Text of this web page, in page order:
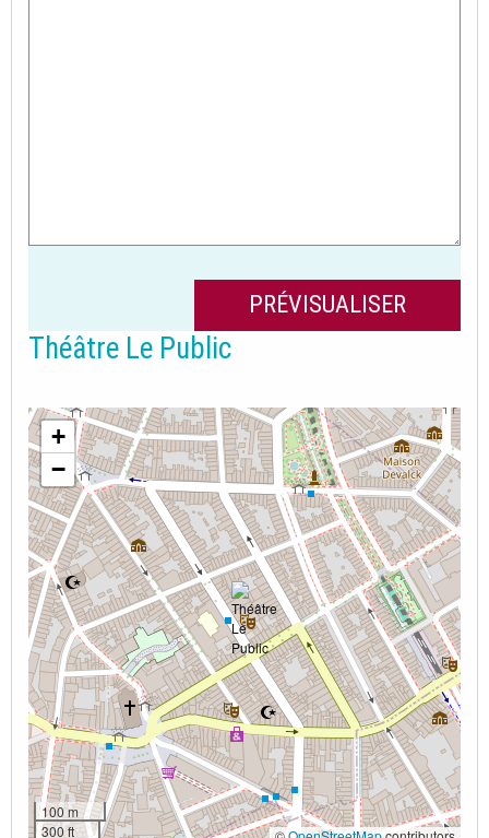
Théâtre Le Public
+
−
100 m
300 ft